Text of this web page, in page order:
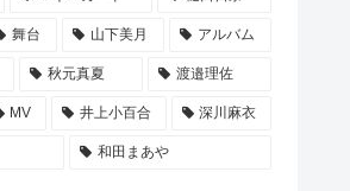
舞台 山下美月 アルバム
秋元真夏 渡邉理佐
MV 井上小百合 深川麻衣
和田まあや